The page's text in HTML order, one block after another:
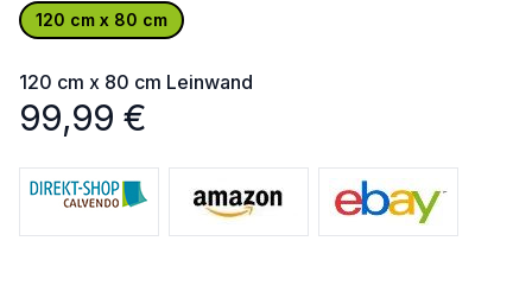
120 cm x 80 cm
120 cm x 80 cm Leinwand
99,99 €